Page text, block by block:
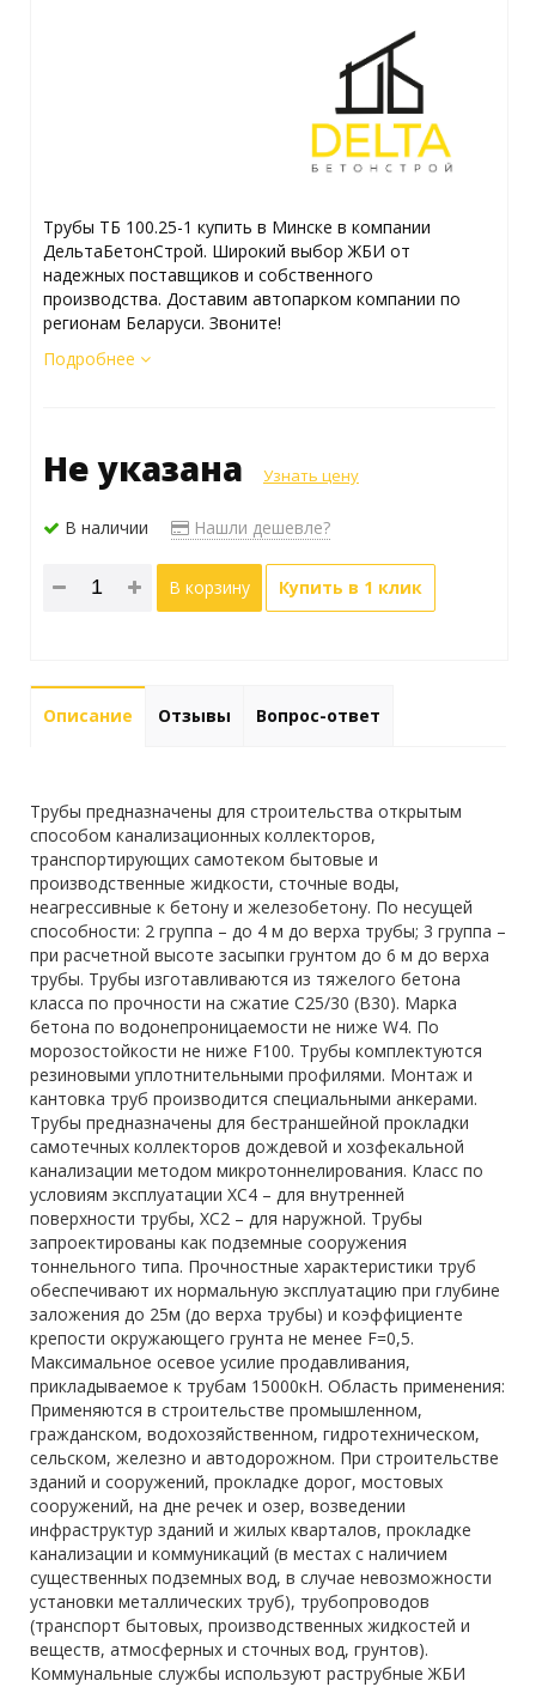
Трубы ТБ 100.25-1 купить в Минске в компании
ДельтаБетонСтрой. Широкий выбор ЖБИ от
надежных поставщиков и собственного
производства. Доставим автопарком компании по
регионам Беларуси. Звоните!
Подробнее
Не указана Узнать цену
В наличии Нашли дешевле?
В корзину Купить в 1 клик
Описание Отзывы Вопрос-ответ
Трубы предназначены для строительства открытым
способом канализационных коллекторов,
транспортирующих самотеком бытовые и
производственные жидкости, сточные воды,
неагрессивные к бетону и железобетону. По несущей
способности: 2 группа – до 4 м до верха трубы; 3 группа –
при расчетной высоте засыпки грунтом до 6 м до верха
трубы. Трубы изготавливаются из тяжелого бетона
класса по прочности на сжатие С25/30 (В30). Марка
бетона по водонепроницаемости не ниже W4. По
морозостойкости не ниже F100. Трубы комплектуются
резиновыми уплотнительными профилями. Монтаж и
кантовка труб производится специальными анкерами.
Трубы предназначены для бестраншейной прокладки
самотечных коллекторов дождевой и хозфекальной
канализации методом микротоннелирования. Класс по
условиям эксплуатации ХС4 – для внутренней
поверхности трубы, ХС2 – для наружной. Трубы
запроектированы как подземные сооружения
тоннельного типа. Прочностные характеристики труб
обеспечивают их нормальную эксплуатацию при глубине
заложения до 25м (до верха трубы) и коэффициенте
крепости окружающего грунта не менее F=0,5.
Максимальное осевое усилие продавливания,
прикладываемое к трубам 15000кН. Область применения:
Применяются в строительстве промышленном,
гражданском, водохозяйственном, гидротехническом,
сельском, железно и автодорожном. При строительстве
зданий и сооружений, прокладке дорог, мостовых
сооружений, на дне речек и озер, возведении
инфраструктур зданий и жилых кварталов, прокладке
канализации и коммуникаций (в местах с наличием
существенных подземных вод, в случае невозможности
установки металлических труб), трубопроводов
(транспорт бытовых, производственных жидкостей и
веществ, атмосферных и сточных вод, грунтов).
Коммунальные службы используют раструбные ЖБИ